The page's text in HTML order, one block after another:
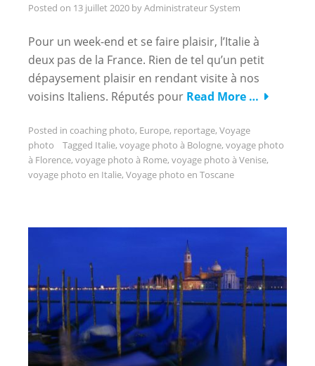
Posted on 13 juillet 2020 byAdministrateur System
Pour un week-end et se faire plaisir, l’Italie à
deux pas de la France. Rien de tel qu’un petit
dépaysement plaisir en rendant visite à nos
voisins Italiens. Réputés pour Read More …
Posted in coaching photo, Europe, reportage, Voyage
photo
Tagged Italie, voyage photo à Bologne, voyage photo
à Florence, voyage photo à Rome, voyage photo à Venise,
voyage photo en Italie, Voyage photo en Toscane